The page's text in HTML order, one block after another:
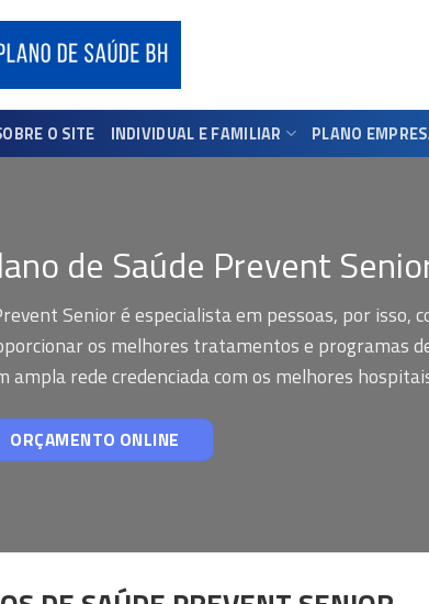
O SITE INDIVIDUAL E FAMILIAR PLANO
de Saúde Prevent
Senior é especialista em pessoas, por isso,
os melhores tratamentos e programas
ampla rede credenciada com os melhores
ORÇAMENTO ONLINE